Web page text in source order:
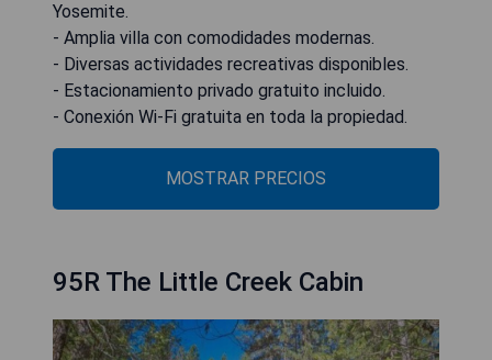
Yosemite.
- Amplia villa con comodidades modernas.
- Diversas actividades recreativas disponibles.
- Estacionamiento privado gratuito incluido.
- Conexión Wi-Fi gratuita en toda la propiedad.
MOSTRAR PRECIOS
95R The Little Creek Cabin